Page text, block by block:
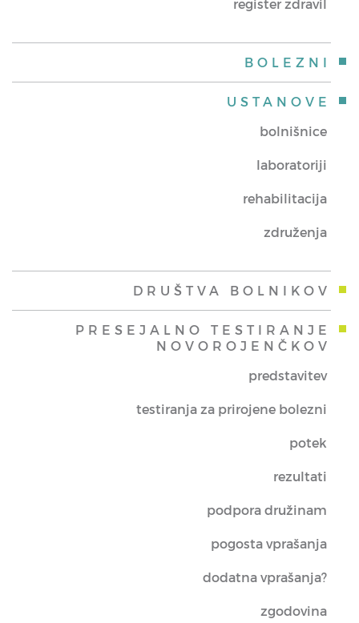
register zdravil
BOLEZNI
USTANOVE
bolnišnice
laboratoriji
rehabilitacija
združenja
DRUŠTVA BOLNIKOV
PRESEJALNO TESTIRANJE
NOVOROJENČKOV
predstavitev
testiranja za prirojene bolezni
potek
rezultati
podpora družinam
pogosta vprašanja
dodatna vprašanja?
zgodovina